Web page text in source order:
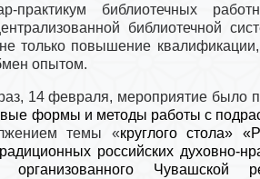
практикум библиотечных
библиотечной
только повышение
опытом.
14 февраля, мероприятие было
формы и методы работы с
темы «круглого стола»
российских духовно-
организованного Чувашской